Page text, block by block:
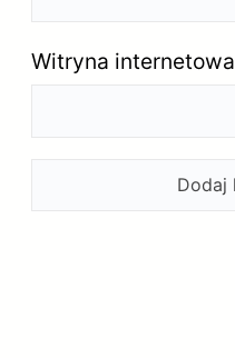
Witryna internetowa